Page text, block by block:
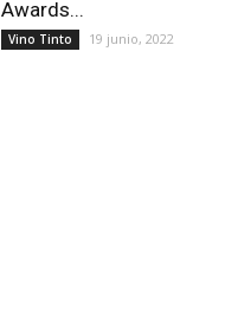
Awards...
Vino Tinto 19 junio, 2022